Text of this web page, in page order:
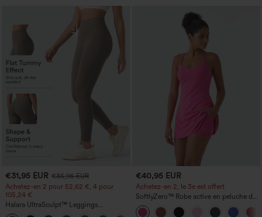
€31,95 EUR €35,95 EUR
Achetez-en 2 pour 52,62 €, 4 pour
105,24 €
Halara UltraSculpt™ Leggings
d'entraînement sculptants taille haute,
€40,95 EUR
Achetez-en 2, le 3e est offert
SoftlyZero™ Robe active en peluche dos
nu — Édition Hyper Facile